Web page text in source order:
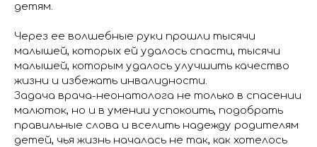
детям.
Через ее волшебные руки прошли тысячи
малышей, которых ей удалось спасти, тысячи
малышей, которым удалось улучшить качество
жизни и избежать инвалидности.
Задача врача-неонатолога не только в спасении
малюток, но и в умении успокоить, подобрать
правильные слова и вселить надежду родителям
детей, чья жизнь началась не так, как хотелось